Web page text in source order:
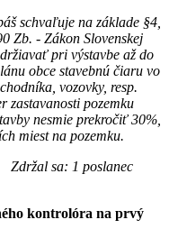
schvaľuje na základe §4,
Zb. - Zákon Slovenskej
pri výstavbe až do
obce stavebnú čiaru vo
vozovky, resp.
zastavanosti pozemku
nesmie prekročiť 30%,
miest na pozemku.
Zdržal sa: 1 poslanec
kontrolóra na prvý